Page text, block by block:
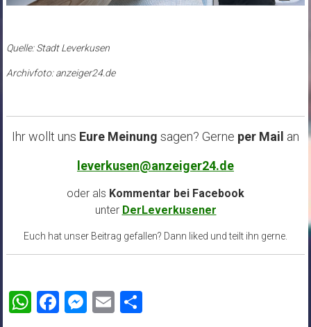
Quelle: Stadt Leverkusen
Archivfoto: anzeiger24.de
Ihr wollt uns Eure Meinung sagen? Gerne per Mail an
leverkusen@anzeiger24.de
oder als Kommentar bei Facebook
unter DerLeverkusener
Euch hat unser Beitrag gefallen? Dann liked und teilt ihn gerne.
WhatsApp
Facebook
Messenger
EmailTeilen